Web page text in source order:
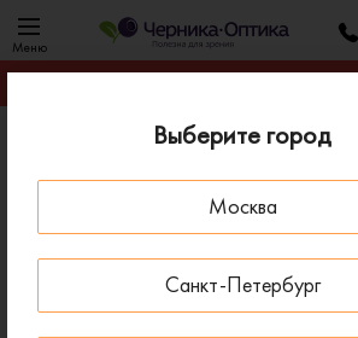
Выберите город
Москва
Санкт-Петербург
Меню
Гарантируем лучшую цену на
Оправы для очков
Оправа MONTBLANC MB0262O-
- 30 % ДО 15 АВГУСТА